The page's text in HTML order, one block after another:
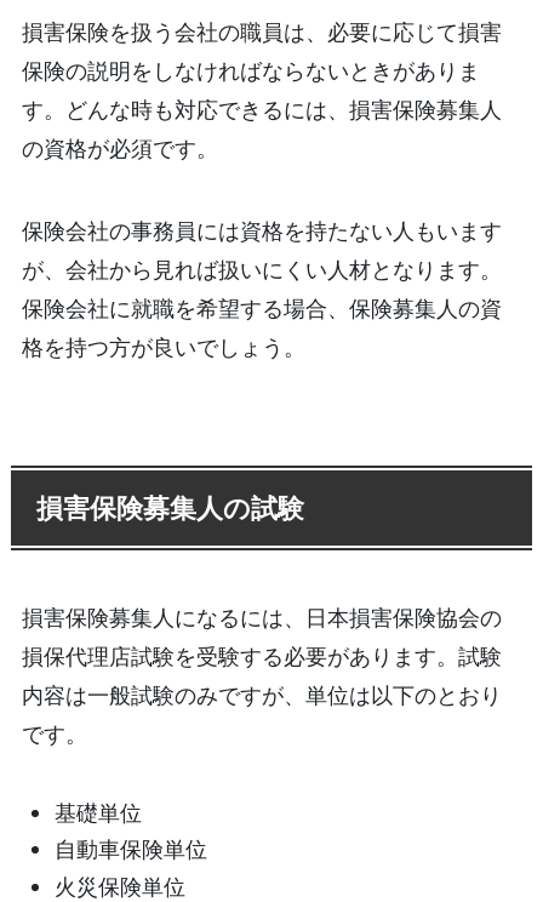
損害保険を扱う会社の職員は、必要に応じて損害
保険の説明をしなければならないときがありま
す。どんな時も対応できるには、損害保険募集人
の資格が必須です。
保険会社の事務員には資格を持たない人もいます
が、会社から見れば扱いにくい人材となります。
保険会社に就職を希望する場合、保険募集人の資
格を持つ方が良いでしょう。
損害保険募集人の試験
損害保険募集人になるには、日本損害保険協会の
損保代理店試験を受験する必要があります。試験
内容は一般試験のみですが、単位は以下のとおり
です。
基礎単位
自動車保険単位
火災保険単位